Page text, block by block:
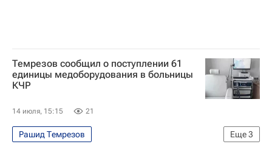
Темрезов сообщил о поступлении 61
единицы медоборудования в больницы
КЧР
14 июля, 15:15 21
Еще3
Рашид Темрезов